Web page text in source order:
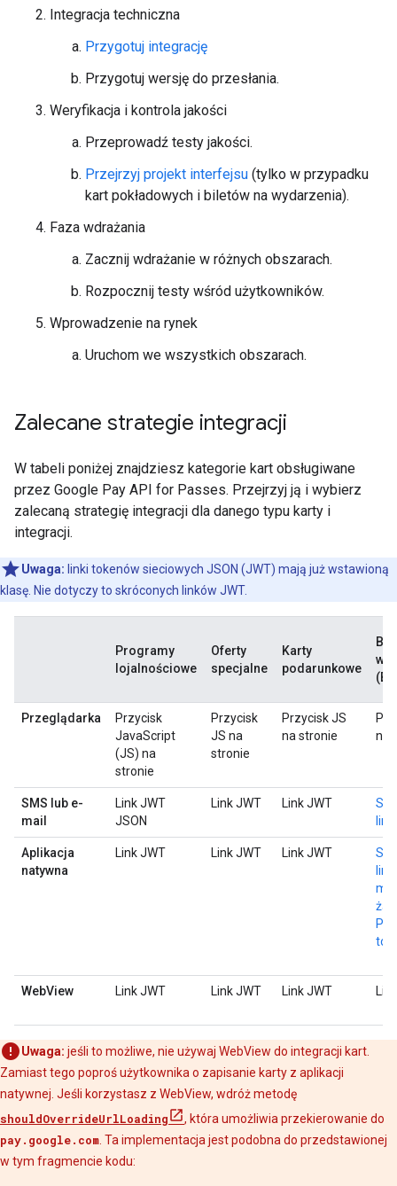
Integracja techniczna
Przygotuj integrację
Przygotuj wersję do przesłania.
Weryfikacja i kontrola jakości
Przeprowadź testy jakości.
Przejrzyj projekt interfejsu (tylko w przypadku
kart pokładowych i biletów na wydarzenia).
Faza wdrażania
Zacznij wdrażanie w różnych obszarach.
Rozpocznij testy wśród użytkowników.
Wprowadzenie na rynek
Uruchom we wszystkich obszarach.
Zalecane strategie integracji
W tabeli poniżej znajdziesz kategorie kart obsługiwane
przez Google Pay API for Passes. Przejrzyj ją i wybierz
zalecaną strategię integracji dla danego typu karty i
integracji.
Uwaga: linki tokenów sieciowych JSON (JWT) mają już wstawioną
klasę. Nie dotyczy to skróconych linków JWT.
Programy
lojalnościowe
Oferty
specjalne
Karty
podarunkowe
Przeglądarka
Przycisk
JavaScript
(JS) na
stronie
Przycisk
JS na
stronie
Przycisk JS
na stronie
na
SMS lub e-
mail
Link JWT
JSON
Link JWT Link JWT
Aplikacja
natywna
Link JWT Link JWT Link JWT
WebView Link JWT Link JWT Link JWT
Uwaga: jeśli to możliwe, nie używaj WebView do integracji kart.
Zamiast tego poproś użytkownika o zapisanie karty z aplikacji
natywnej. Jeśli korzystasz z WebView, wdróż metodę
shouldOverrideUrlLoading
, która umożliwia przekierowanie do
pay.google.com . Ta implementacja jest podobna do przedstawionej
w tym fragmencie kodu: